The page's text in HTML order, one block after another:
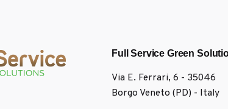
Full Service Green
Via E. Ferrari, 6 - 35046
Borgo Veneto (PD) - Italy